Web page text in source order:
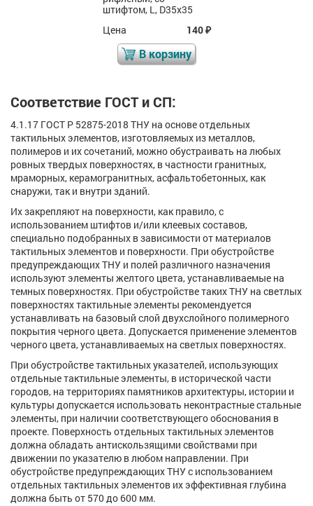
штифтом, L, D35x35
Цена
140₽
В корзину
Соответствие ГОСТ и СП:
4.1.17 ГОСТ Р 52875-2018 ТНУ на основе отдельных
тактильных элементов, изготовляемых из металлов,
полимеров и их сочетаний, можно обустраивать на любых
ровных твердых поверхностях, в частности гранитных,
мраморных, керамогранитных, асфальтобетонных, как
снаружи, так и внутри зданий.
Их закрепляют на поверхности, как правило, с
использованием штифтов и/или клеевых составов,
специально подобранных в зависимости от материалов
тактильных элементов и поверхности. При обустройстве
предупреждающих ТНУ и полей различного назначения
используют элементы желтого цвета, устанавливаемые на
темных поверхностях. При обустройстве таких ТНУ на светлых
поверхностях тактильные элементы рекомендуется
устанавливать на базовый слой двухслойного полимерного
покрытия черного цвета. Допускается применение элементов
черного цвета, устанавливаемых на светлых поверхностях.
При обустройстве тактильных указателей, использующих
отдельные тактильные элементы, в исторической части
городов, на территориях памятников архитектуры, истории и
культуры допускается использовать неконтрастные стальные
элементы, при наличии соответствующего обоснования в
проекте. Поверхность отдельных тактильных элементов
должна обладать антискользящими свойствами при
движении по указателю в любом направлении. При
обустройстве предупреждающих ТНУ с использованием
отдельных тактильных элементов их эффективная глубина
должна быть от 570 до 600 мм.